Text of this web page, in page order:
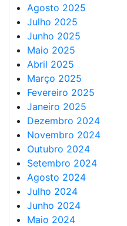
Agosto 2025
Julho 2025
Junho 2025
Maio 2025
Abril 2025
Março 2025
Fevereiro 2025
Janeiro 2025
Dezembro 2024
Novembro 2024
Outubro 2024
Setembro 2024
Agosto 2024
Julho 2024
Junho 2024
Maio 2024